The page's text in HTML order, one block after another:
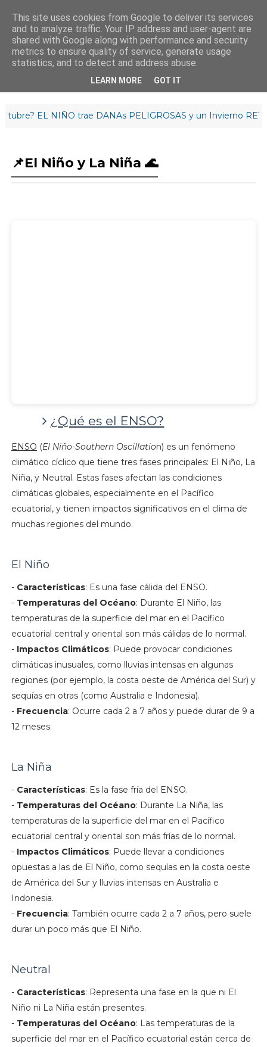
¡Buenos días!
9:47 :50
EL NIÑO trae DANAs PELIGROSAS y un Invierno
📌El Niño y La Niña 🌊
¿Qué es el ENSO?
ENSO (El Niño-Southern Oscillation) es un fenómeno
climático cíclico que tiene tres fases principales: El Niño, La
Niña, y Neutral. Estas fases afectan las condiciones
climáticas globales, especialmente en el Pacífico
ecuatorial, y tienen impactos significativos en el clima de
muchas regiones del mundo.
El Niño
- Características: Es una fase cálida del ENSO.
- Temperaturas del Océano: Durante El Niño, las
temperaturas de la superficie del mar en el Pacífico
ecuatorial central y oriental son más cálidas de lo normal.
- Impactos Climáticos: Puede provocar condiciones
climáticas inusuales, como lluvias intensas en algunas
regiones (por ejemplo, la costa oeste de América del Sur) y
sequías en otras (como Australia e Indonesia).
- Frecuencia: Ocurre cada 2 a 7 años y puede durar de 9 a
12 meses.
La Niña
- Características: Es la fase fría del ENSO.
- Temperaturas del Océano: Durante La Niña, las
temperaturas de la superficie del mar en el Pacífico
ecuatorial central y oriental son más frías de lo normal.
- Impactos Climáticos: Puede llevar a condiciones
opuestas a las de El Niño, como sequías en la costa oeste
de América del Sur y lluvias intensas en Australia e
Indonesia.
- Frecuencia: También ocurre cada 2 a 7 años, pero suele
durar un poco más que El Niño.
Neutral
- Características: Representa una fase en la que ni El
Niño ni La Niña están presentes.
- Temperaturas del Océano: Las temperaturas de la
superficie del mar en el Pacífico ecuatorial están cerca de
This site uses cookies from Google to deliver its services
and to analyze traffic. Your IP address and user-agent are
shared with Google along with performance and security
metrics to ensure quality of service, generate usage
statistics, and to detect and address abuse.
LEARN MORE GOT IT